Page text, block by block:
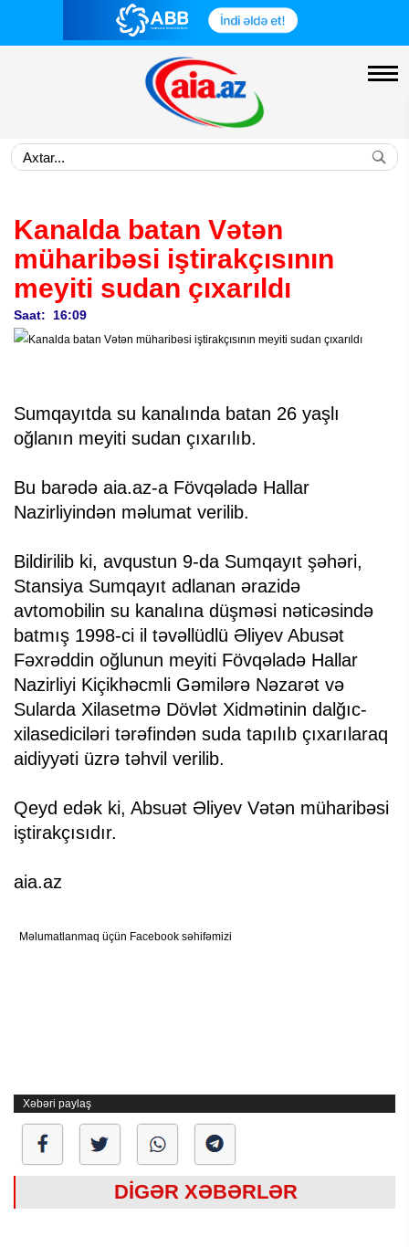
Kanalda batan Vətən
müharibəsi iştirakçısının
meyiti sudan çıxarıldı
Saat: 16:09
Sumqayıtda su kanalında batan 26 yaşlı
oğlanın meyiti sudan çıxarılıb.
Bu barədə aia.az-a Fövqəladə Hallar
Nazirliyindən məlumat verilib.
Bildirilib ki, avqustun 9-da Sumqayıt şəhəri,
Stansiya Sumqayıt adlanan ərazidə
avtomobilin su kanalına düşməsi nəticəsində
batmış 1998-ci il təvəllüdlü Əliyev Abusət
Fəxrəddin oğlunun meyiti Fövqəladə Hallar
Nazirliyi Kiçikhəcmli Gəmilərə Nəzarət və
Sularda Xilasetmə Dövlət Xidmətinin dalğıc-
xilasediciləri tərəfindən suda tapılıb çıxarılaraq
aidiyyəti üzrə təhvil verilib.
Qeyd edək ki, Absuət Əliyev Vətən müharibəsi
iştirakçısıdır.
aia.az
Məlumatlanmaq üçün Facebook səhifəmizi
Xəbəri paylaş
DİGƏR XƏBƏRLƏR